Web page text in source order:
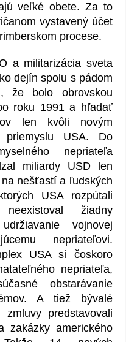
veľké obete. Za to
vystavený účet
procese.
a militarizácia sveta
dejín spolu s pádom
že bolo obrovskou
roku 1991 a hľadať
len kvôli novým
priemyslu USA. Do
nepriateľa
miliardy USD len
nešťastí a ľudských
USA rozpútali
žiadny
vojnovej
nepriateľovi.
USA si čoskoro
nepriateľa,
obstarávanie
A tiež bývalé
zmluvy predstavovali
zakázky amerického